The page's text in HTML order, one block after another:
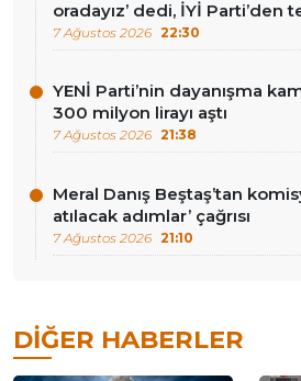
oradayız’ dedi, İYİ Parti’den
7 Ağustos 2026 22:30
YENİ Parti’nin dayanışma
300 milyon lirayı aştı
7 Ağustos 2026 21:38
Meral Danış Beştaş’tan
atılacak adımlar’ çağrısı
7 Ağustos 2026 21:10
DIĞER HABERLER